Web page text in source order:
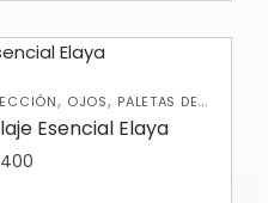
, OJOS, PALETAS DE
Esencial Elaya